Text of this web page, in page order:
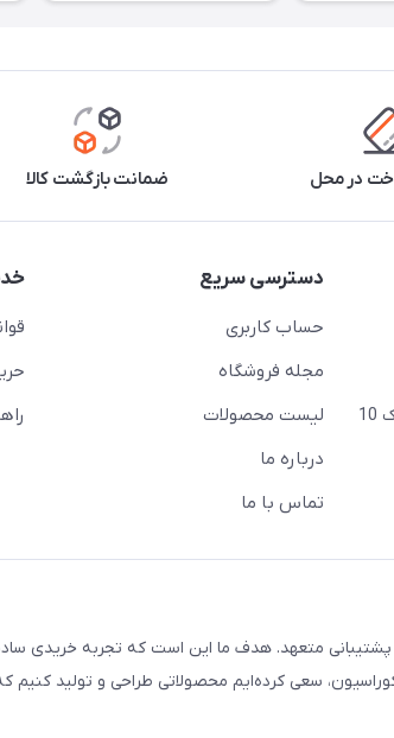
در محل ضمانت بازگشت کالا
دسترسی سریع
حساب کاربری
مجله فروشگاه
لیست محصولات
درباره ما
تماس با ما
متعهد. هدف ما این است که تجربه خریدی
سعی کرده‌ایم محصولاتی طراحی و تولید کنیم